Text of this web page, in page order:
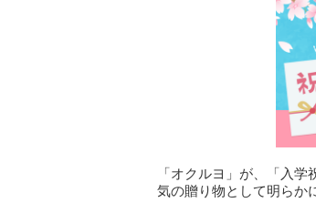
「オクルヨ」が、「入
気の贈り物として明らか